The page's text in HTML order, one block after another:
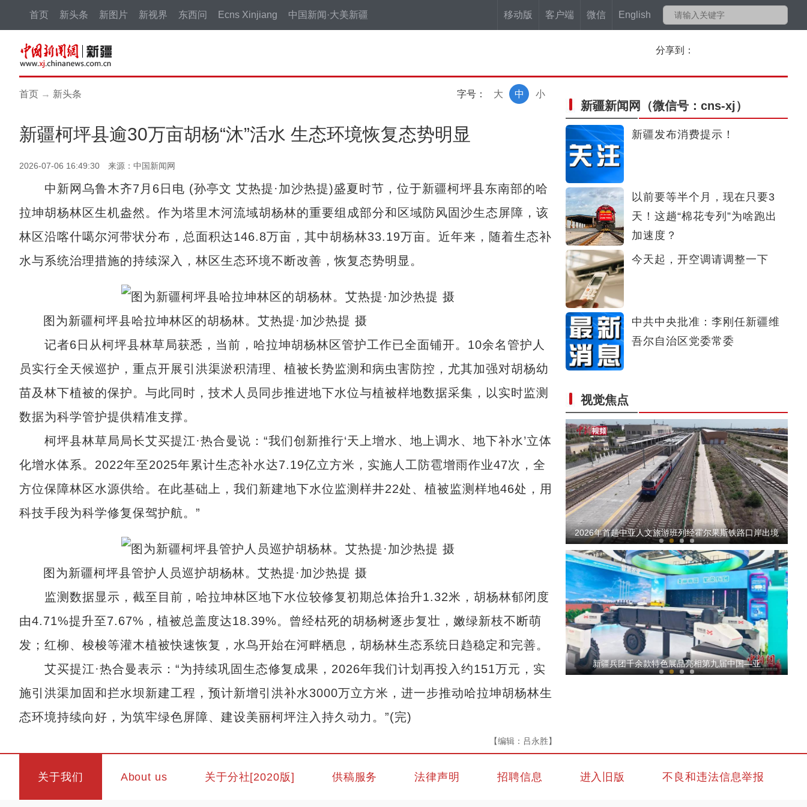
移动版 客户端 微信 English
首页 新头条 新图片 新视界 东西问 Ecns Xinjiang 中国新闻·大美新疆
分享到：
首页 → 新头条 字号： 小
中
大
新疆柯坪县逾30万亩胡杨“沐”活水 生态环境恢复态势明显
2026-07-06 16:49:30 来源：中国新闻网
中新网乌鲁木齐7月6日电 (孙亭文 艾热提·加沙热提)盛夏时节，位于新疆柯坪县东南部的哈
拉坤胡杨林区生机盎然。作为塔里木河流域胡杨林的重要组成部分和区域防风固沙生态屏障，该
林区沿喀什噶尔河带状分布，总面积达146.8万亩，其中胡杨林33.19万亩。近年来，随着生态补
水与系统治理措施的持续深入，林区生态环境不断改善，恢复态势明显。
图为新疆柯坪县哈拉坤林区的胡杨林。艾热提·加沙热提 摄
记者6日从柯坪县林草局获悉，当前，哈拉坤胡杨林区管护工作已全面铺开。10余名管护人
员实行全天候巡护，重点开展引洪渠淤积清理、植被长势监测和病虫害防控，尤其加强对胡杨幼
苗及林下植被的保护。与此同时，技术人员同步推进地下水位与植被样地数据采集，以实时监测
数据为科学管护提供精准支撑。
柯坪县林草局局长艾买提江·热合曼说：“我们创新推行‘天上增水、地上调水、地下补水’立体
化增水体系。2022年至2025年累计生态补水达7.19亿立方米，实施人工防雹增雨作业47次，全
方位保障林区水源供给。在此基础上，我们新建地下水位监测样井22处、植被监测样地46处，用
科技手段为科学修复保驾护航。”
图为新疆柯坪县管护人员巡护胡杨林。艾热提·加沙热提 摄
监测数据显示，截至目前，哈拉坤林区地下水位较修复初期总体抬升1.32米，胡杨林郁闭度
由4.71%提升至7.67%，植被总盖度达18.39%。曾经枯死的胡杨树逐步复壮，嫩绿新枝不断萌
发；红柳、梭梭等灌木植被快速恢复，水鸟开始在河畔栖息，胡杨林生态系统日趋稳定和完善。
艾买提江·热合曼表示：“为持续巩固生态修复成果，2026年我们计划再投入约151万元，实
施引洪渠加固和拦水坝新建工程，预计新增引洪补水3000万立方米，进一步推动哈拉坤胡杨林生
态环境持续向好，为筑牢绿色屏障、建设美丽柯坪注入持久动力。”(完)
【编辑：吕永胜】
新疆新闻网 （微信号：cns-xj）
新疆发布消费提示！
以前要等半个月，现在只要3
天！这趟“棉花专列”为啥跑出
加速度？
今天起，开空调请调整一下
中共中央批准：李刚任新疆维
吾尔自治区党委常委
视觉焦点
新疆阿勒泰：碧水穿林海，青山入画来
新疆：独库公路云雾缭绕，宛如水墨仙境
2026年首趟中亚人文旅游班列经霍尔果斯铁路口岸出境
吐鲁番火焰山景区地表温度达84度 游客争相打卡
新疆阿勒泰：碧水穿林海，青山入画来
新疆兵团千余款特色展品亮相第九届中国—亚
关于我们 About us 关于分社[2020版] 供稿服务 法律声明 招聘信息 进入旧版 不良和违法信息举报